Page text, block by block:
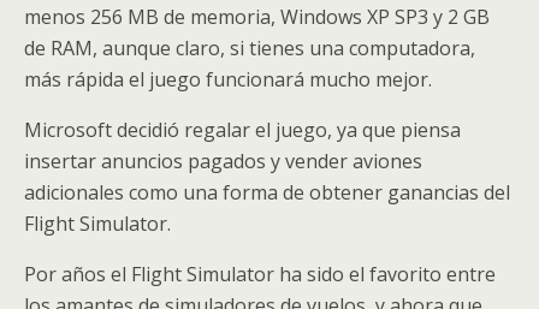
menos 256 MB de memoria, Windows XP SP3 y 2 GB
de RAM, aunque claro, si tienes una computadora,
más rápida el juego funcionará mucho mejor.
Microsoft decidió regalar el juego, ya que piensa
insertar anuncios pagados y vender aviones
adicionales como una forma de obtener ganancias del
Flight Simulator.
Por años el Flight Simulator ha sido el favorito entre